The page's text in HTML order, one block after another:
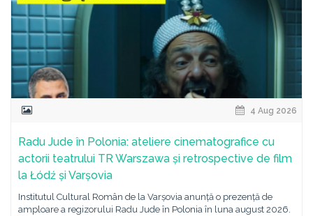
4 Aug 2026
Radu Jude în Polonia: ateliere cinematografice cu
actorii teatrului TR Warszawa și retrospective de film
la Łódź și Varșovia
Institutul Cultural Român de la Varșovia anunță o prezență de
amploare a regizorului Radu Jude în Polonia în luna august 2026.